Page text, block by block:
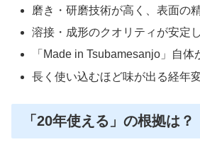
磨き・研磨技術が高く、表面の
溶接・成形のクオリティが安定
「Made in Tsubamesanjo」自体
長く使い込むほど味が出る経年
「20年使える」の根拠は？